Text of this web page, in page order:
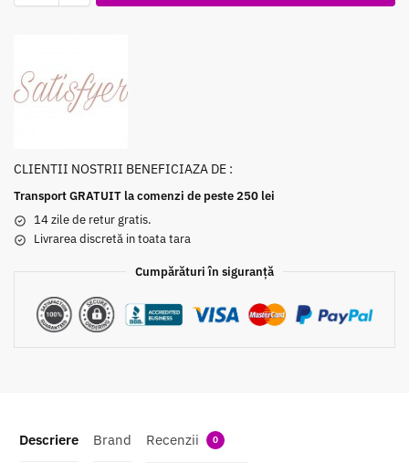
CLIENTII NOSTRII BENEFICIAZA DE :
Transport GRATUIT la comenzi de peste 250 lei
14 zile de retur gratis.
Livrarea discretă in toata tara
Cumpărături în siguranță
Descriere Brand Recenzii 0